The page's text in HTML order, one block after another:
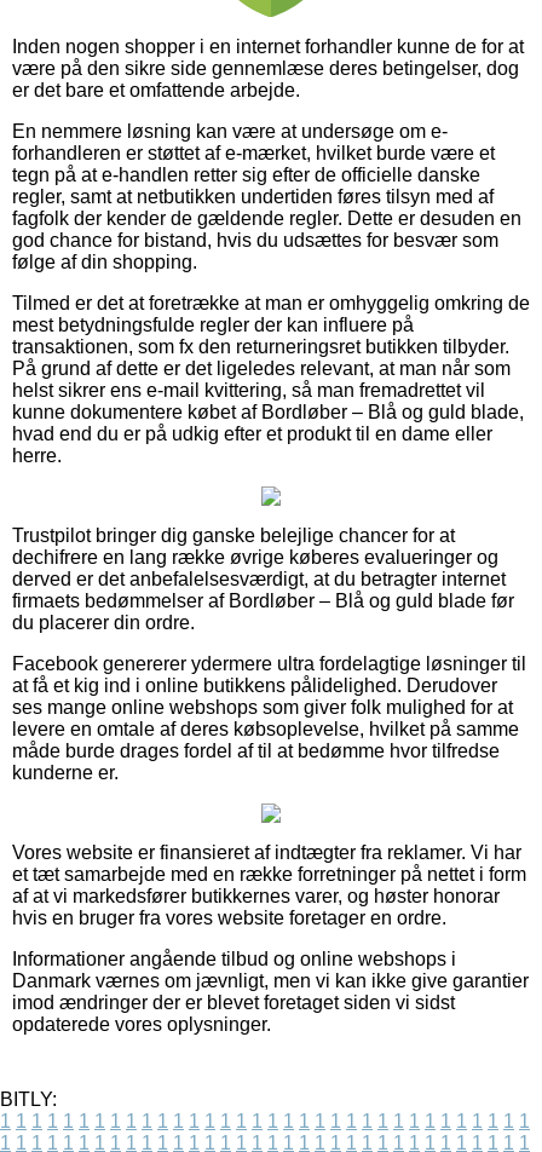
Inden nogen shopper i en internet forhandler kunne de for at
være på den sikre side gennemlæse deres betingelser, dog
er det bare et omfattende arbejde.
En nemmere løsning kan være at undersøge om e-
forhandleren er støttet af e-mærket, hvilket burde være et
tegn på at e-handlen retter sig efter de officielle danske
regler, samt at netbutikken undertiden føres tilsyn med af
fagfolk der kender de gældende regler. Dette er desuden en
god chance for bistand, hvis du udsættes for besvær som
følge af din shopping.
Tilmed er det at foretrække at man er omhyggelig omkring de
mest betydningsfulde regler der kan influere på
transaktionen, som fx den returneringsret butikken tilbyder.
På grund af dette er det ligeledes relevant, at man når som
helst sikrer ens e-mail kvittering, så man fremadrettet vil
kunne dokumentere købet af Bordløber – Blå og guld blade,
hvad end du er på udkig efter et produkt til en dame eller
herre.
Trustpilot bringer dig ganske belejlige chancer for at
dechifrere en lang række øvrige køberes evalueringer og
derved er det anbefalelsesværdigt, at du betragter internet
firmaets bedømmelser af Bordløber – Blå og guld blade før
du placerer din ordre.
Facebook genererer ydermere ultra fordelagtige løsninger til
at få et kig ind i online butikkens pålidelighed. Derudover
ses mange online webshops som giver folk mulighed for at
levere en omtale af deres købsoplevelse, hvilket på samme
måde burde drages fordel af til at bedømme hvor tilfredse
kunderne er.
Vores website er finansieret af indtægter fra reklamer. Vi har
et tæt samarbejde med en række forretninger på nettet i form
af at vi markedsfører butikkernes varer, og høster honorar
hvis en bruger fra vores website foretager en ordre.
Informationer angående tilbud og online webshops i
Danmark værnes om jævnligt, men vi kan ikke give garantier
imod ændringer der er blevet foretaget siden vi sidst
opdaterede vores oplysninger.
BITLY:
1 1 1 1 1 1 1 1 1 1 1 1 1 1 1 1 1 1 1 1 1 1 1 1 1 1 1 1 1 1 1 1 1 1
1 1 1 1 1 1 1 1 1 1 1 1 1 1 1 1 1 1 1 1 1 1 1 1 1 1 1 1 1 1 1 1 1 1